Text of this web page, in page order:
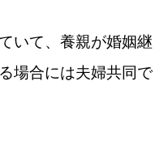
いて、養親が婚姻継
場合には夫婦共同で